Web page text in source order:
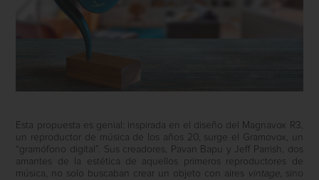
Esta propuesta es genial: inspirada en el diseño del Magnavox R3,
un reproductor de música de los años 20, surge el Gramovox, un
“gramófono digital”. Sus creadores, Pavan Bapu y Jeff Parrish, dos
amantes de la estética de aquellos primeros reproductores de
música, no solo buscaban crear un objeto con aires vintage, sino